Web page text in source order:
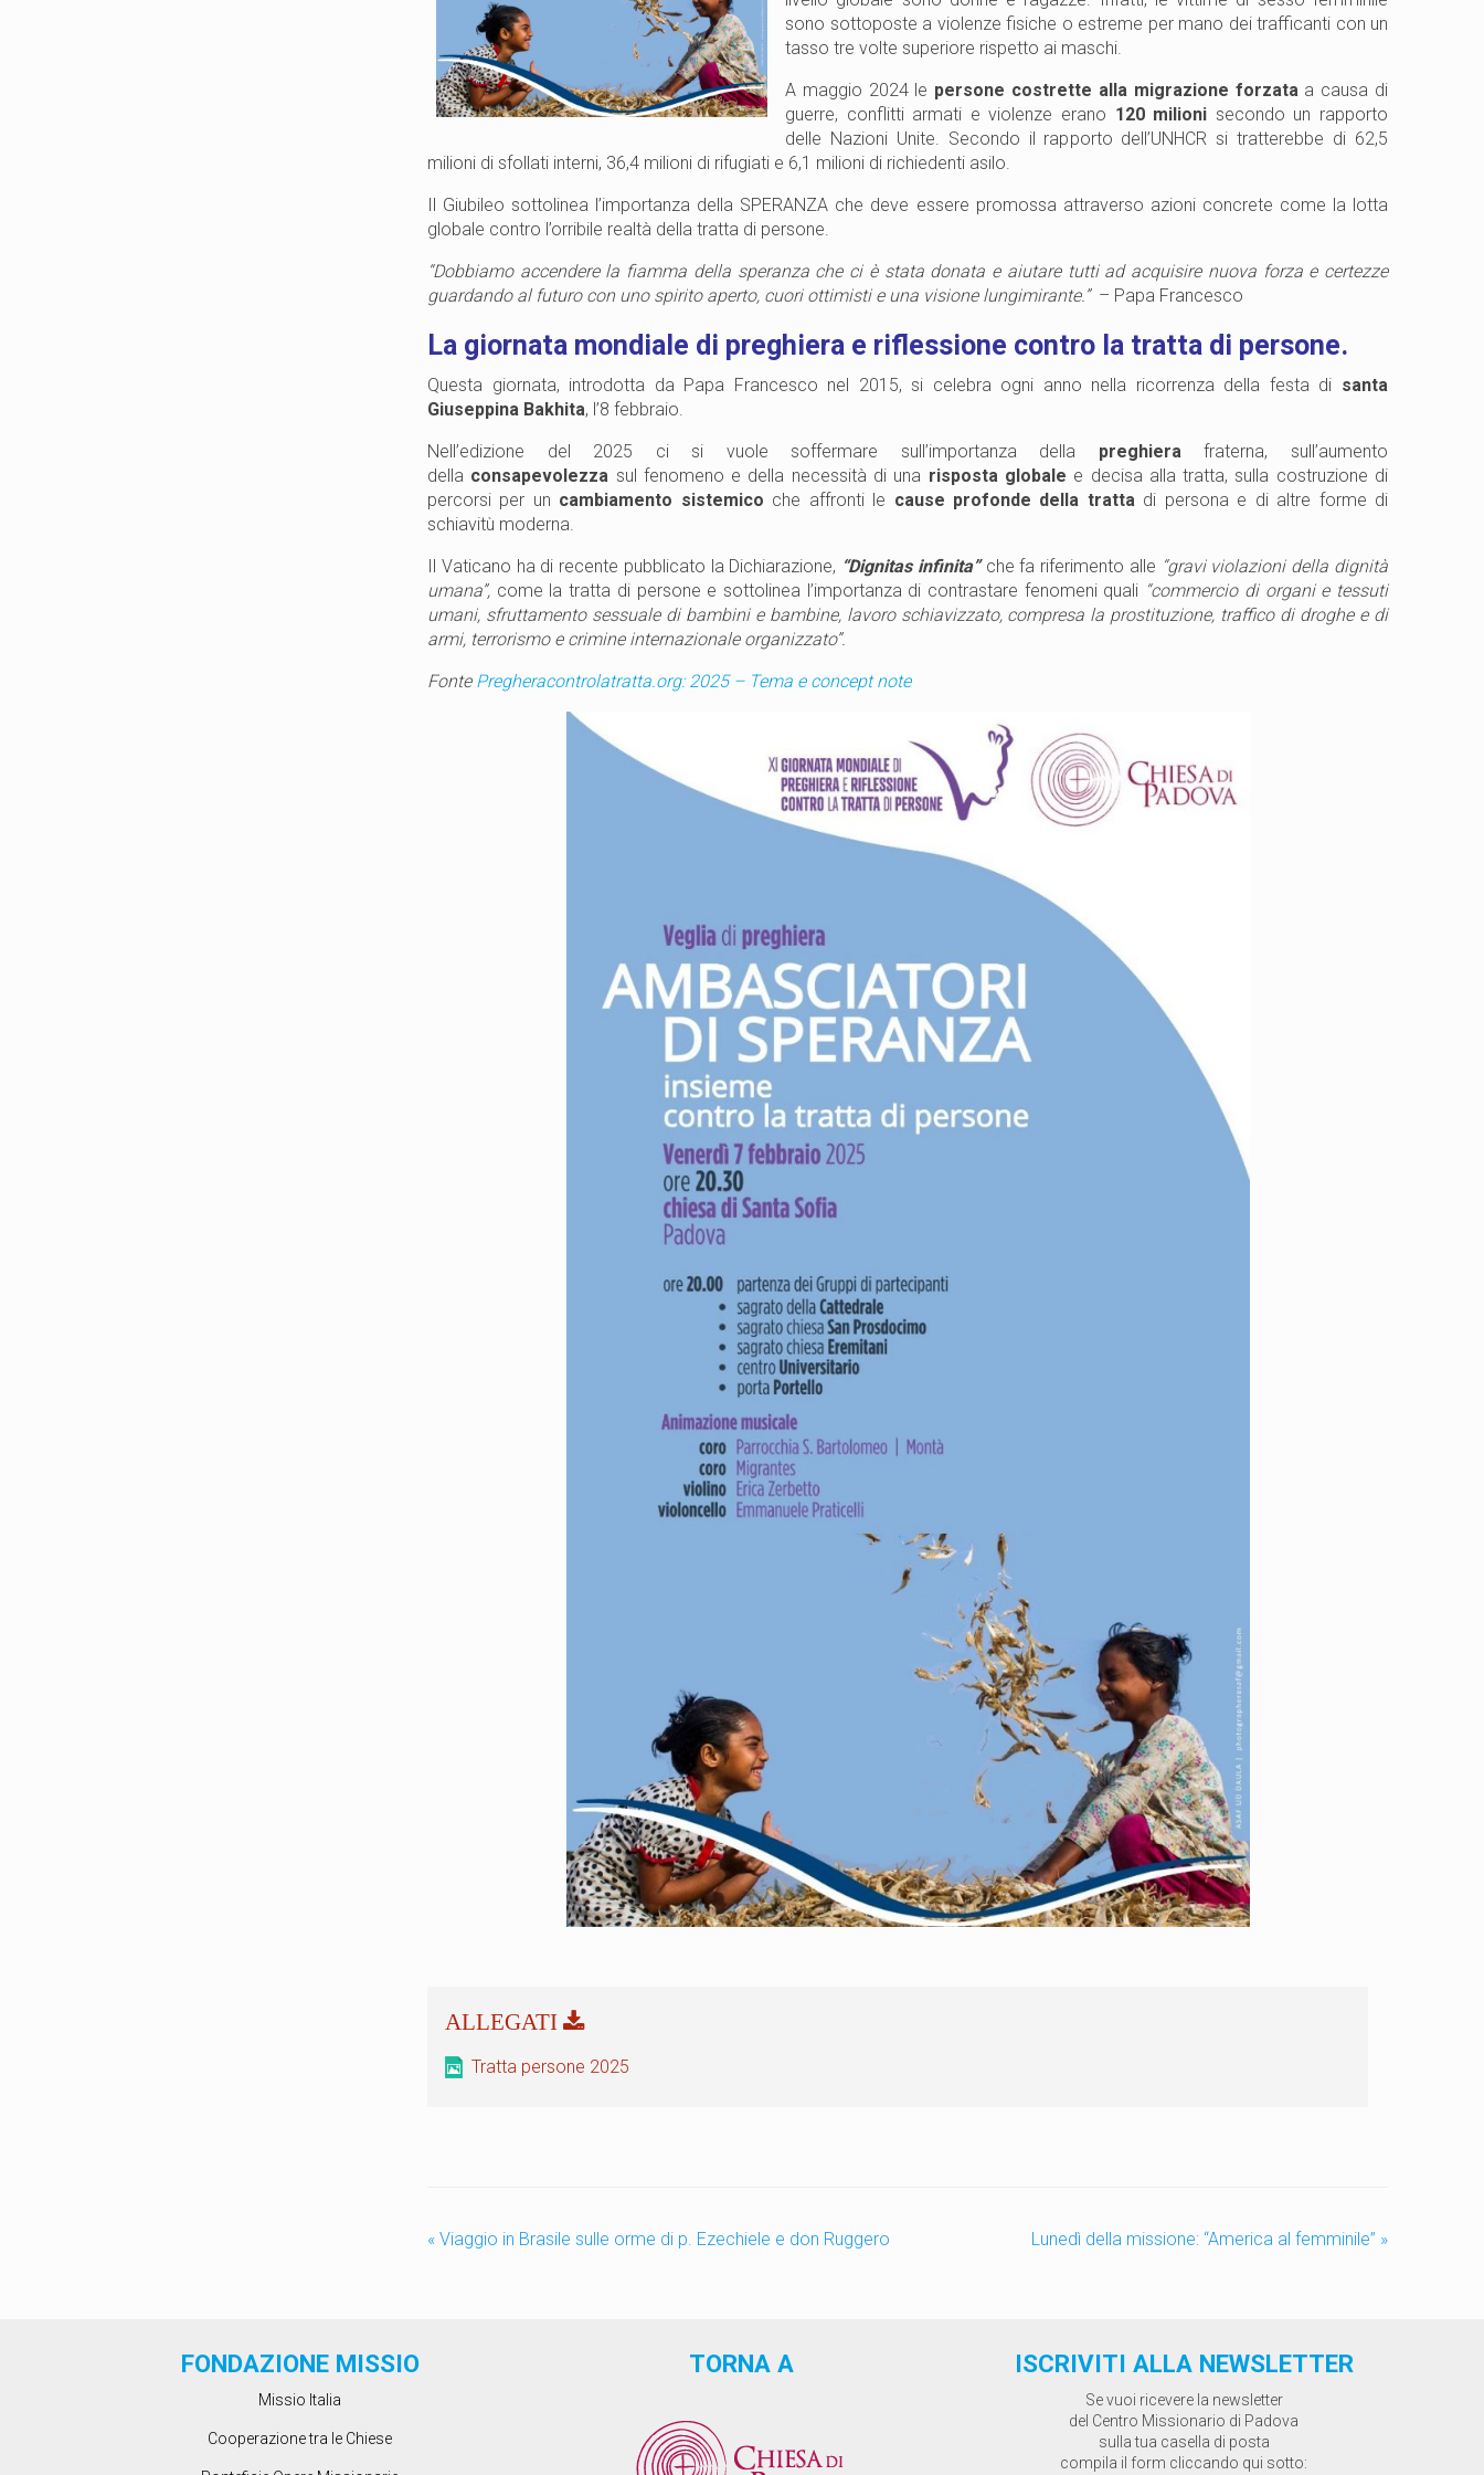
sono sottoposte a violenze fisiche o estreme per mano dei trafficanti con un
tasso tre volte superiore rispetto ai maschi.
A maggio 2024 le persone costrette alla migrazione forzataa causa di
guerre, conflitti armati e violenze erano 120 milioni secondo un rapporto
delle Nazioni Unite. Secondo il rapporto dell’UNHCR si tratterebbe di 62,5
milioni di sfollati interni, 36,4 milioni di rifugiati e 6,1 milioni di richiedenti asilo.
Il Giubileo sottolinea l’importanza della SPERANZA che deve essere promossa attraverso azioni concrete come la lotta
globale contro l’orribile realtà della tratta di persone.
“Dobbiamo accendere la fiamma della speranza che ci è stata donata e aiutare tutti ad acquisire nuova forza e certezze
guardando al futuro con uno spirito aperto, cuori ottimisti e una visione lungimirante.”– Papa Francesco
La giornata mondiale di preghiera e riflessione contro la tratta di persone.
Questa giornata, introdotta da Papa Francesco nel 2015, si celebra ogni anno nella ricorrenza della festa di santa
Giuseppina Bakhita, l’8 febbraio.
Nell’edizione del 2025 ci si vuole soffermare sull’importanza della preghierafraterna, sull’aumento
della consapevolezza sul fenomeno e della necessità di una risposta globale e decisa alla tratta, sulla costruzione di
percorsi per un cambiamento sistemico che affronti le cause profonde della trattadi persona e di altre forme di
schiavitù moderna.
Il Vaticano ha di recente pubblicato la Dichiarazione, “Dignitas infinita”che fa riferimento alle “gravi violazioni della dignità
umana”, come la tratta di persone e sottolinea l’importanza di contrastare fenomeni quali “commercio di organi e tessuti
umani, sfruttamento sessuale di bambini e bambine, lavoro schiavizzato, compresa la prostituzione, traffico di droghe e di
armi, terrorismo e crimine internazionale organizzato”.
Fonte Pregheracontrolatratta.org: 2025 – Tema e concept note
Tratta persone 2025
« Viaggio in Brasile sulle orme di p. Ezechiele e don Ruggero Lunedì della missione: “America al femminile” »
FONDAZIONE MISSIO
Missio Italia
Cooperazione tra le Chiese
TORNA A ISCRIVITI ALLA NEWSLETTER
Se vuoi ricevere la newsletter
del Centro Missionario di Padova
sulla tua casella di posta
compila il form cliccando qui sotto: